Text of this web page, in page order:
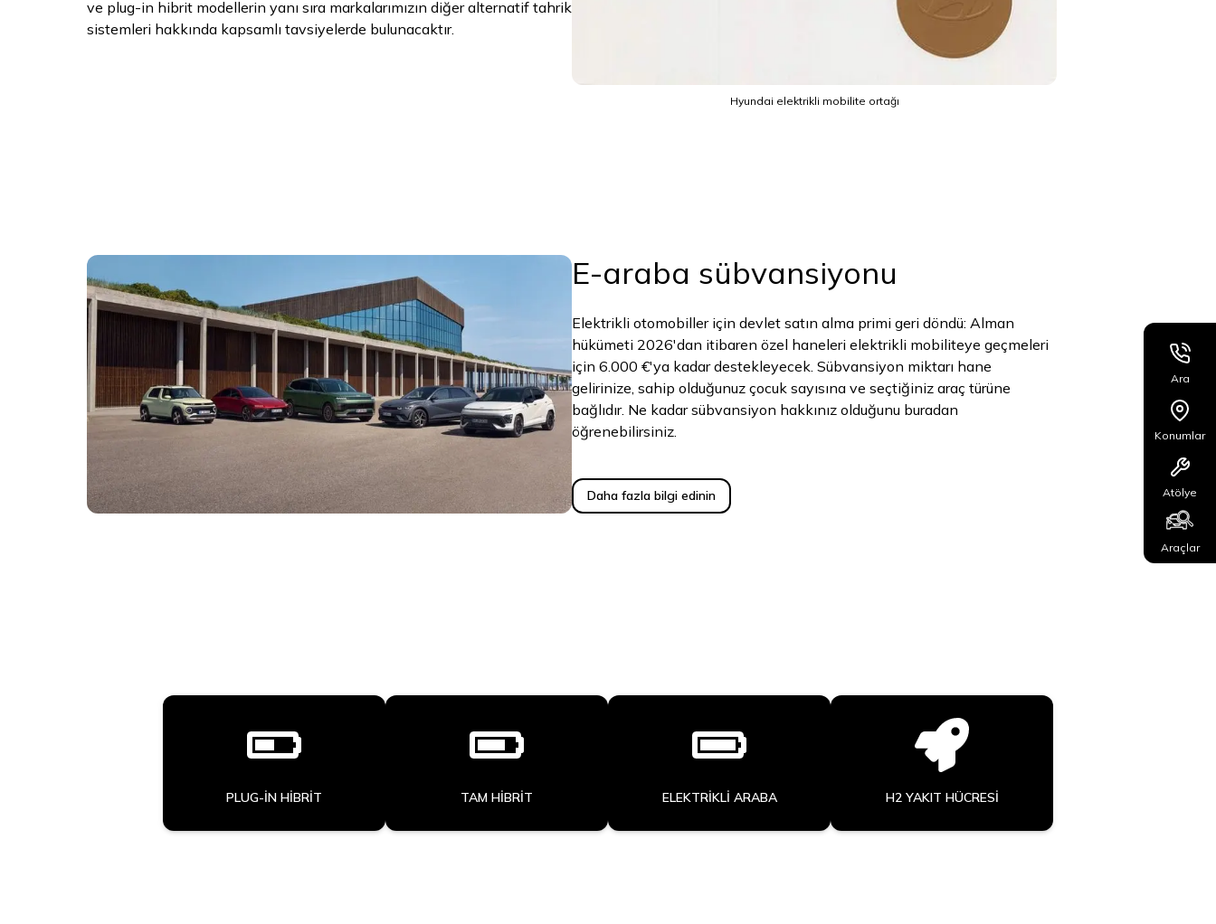
ve plug-in hibrit modellerin yanı sıra markalarımızın diğer alternatif tahrik
sistemleri hakkında kapsamlı tavsiyelerde bulunacaktır.
Hyundai elektrikli mobilite ortağı
E-araba sübvansiyonu
Elektrikli otomobiller için devlet satın alma primi geri döndü: Alman
hükümeti 2026'dan itibaren özel haneleri elektrikli mobiliteye geçmeleri
için 6.000 €'ya kadar destekleyecek. Sübvansiyon miktarı hane
gelirinize, sahip olduğunuz çocuk sayısına ve seçtiğiniz araç türüne
bağlıdır. Ne kadar sübvansiyon hakkınız olduğunu buradan
öğrenebilirsiniz.
Daha fazla bilgi edinin
PLUG-IN HIBRIT TAM HIBRIT ELEKTRIKLI ARABA H2 YAKIT HÜCRESI
Ara
Konumlar
Atölye
Araçlar